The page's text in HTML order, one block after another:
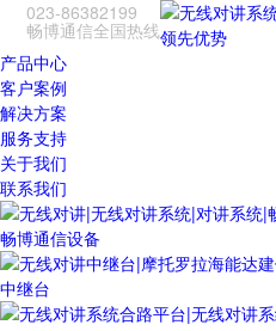
023-86382199
畅博通信全国热线领先优势
产品中心
客户案例
解决方案
服务支持
关于我们
联系我们
畅博通信设备
中继台